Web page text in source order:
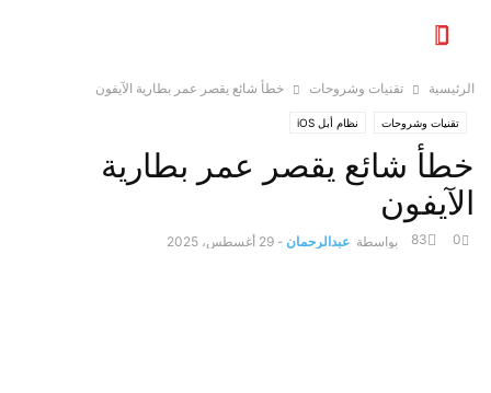
الرئيسية تقنيات وشروحات خطأ شائع يقصر عمر بطارية الآيفون
تقنيات وشروحات نظام أبل iOS
خطأ شائع يقصر عمر بطارية
الآيفون
بواسطة عبدالرحمان - 29 أغسطس، 2025 0
83